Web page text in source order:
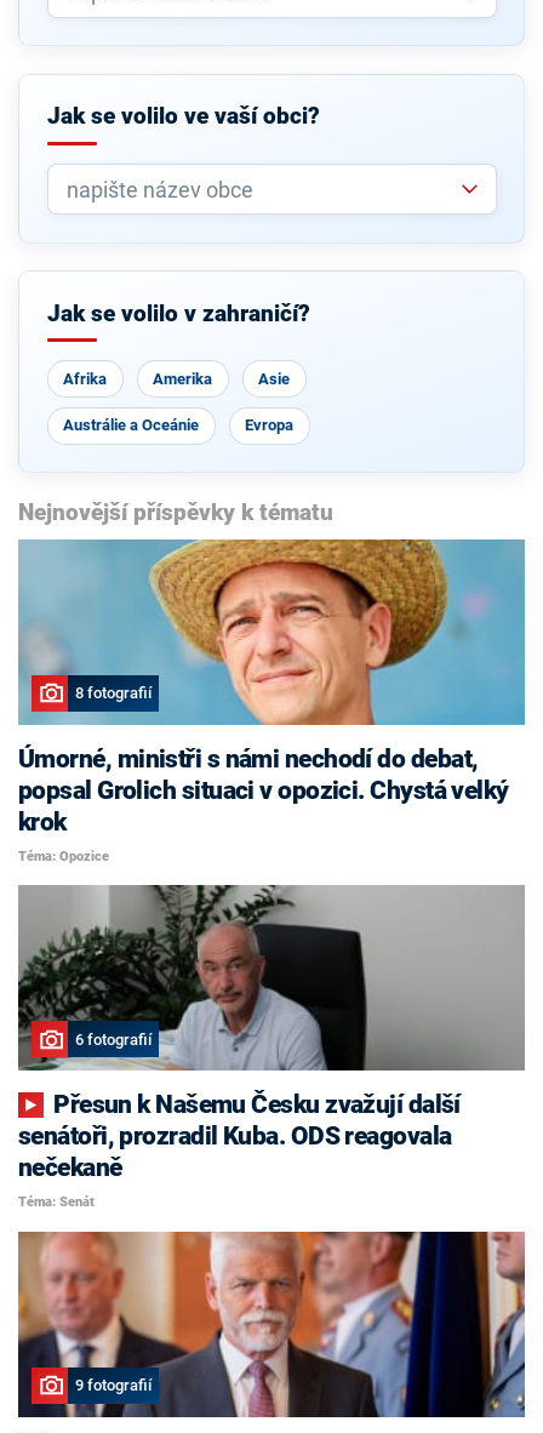
Jak se volilo ve vaší obci?
Jak se volilo v zahraničí?
Afrika Amerika Asie
Austrálie a Oceánie Evropa
Nejnovější příspěvky k tématu
8 fotografií
Úmorné, ministři s námi nechodí do debat,
popsal Grolich situaci v opozici. Chystá velký
krok
Téma: Opozice
6 fotografií
senátoři, prozradil Kuba. ODS reagovala
nečekaně
Téma: Senát
9 fotografií